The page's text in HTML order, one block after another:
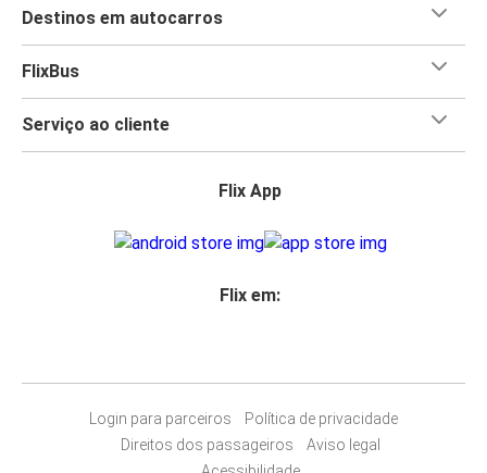
Destinos em autocarros
FlixBus
Serviço ao cliente
Flix App
Flix em:
Login para parceiros
Política de privacidade
Direitos dos passageiros
Aviso legal